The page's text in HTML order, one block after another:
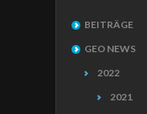
BEITRÄGE
GEO NEWS
2022
2021